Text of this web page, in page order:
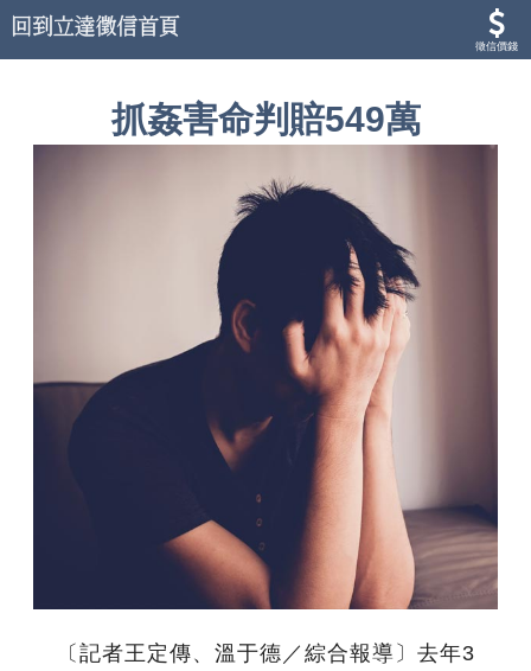
徵信價錢
抓姦害命判賠549萬
〔記者王定傳、溫于德／綜合報導〕去年3